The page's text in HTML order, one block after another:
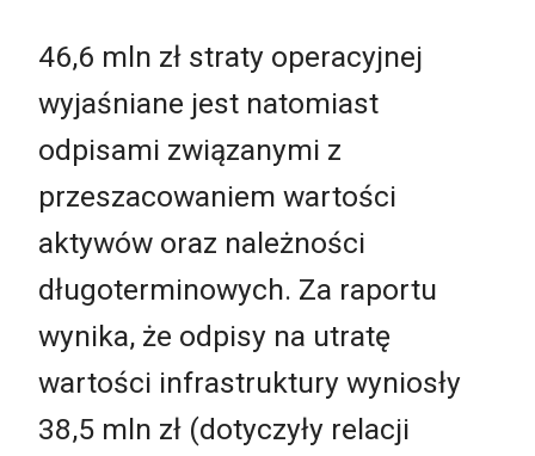
46,6 mln zł straty operacyjnej
wyjaśniane jest natomiast
odpisami związanymi z
przeszacowaniem wartości
aktywów oraz należności
długoterminowych. Za raportu
wynika, że odpisy na utratę
wartości infrastruktury wyniosły
38,5 mln zł (dotyczyły relacji